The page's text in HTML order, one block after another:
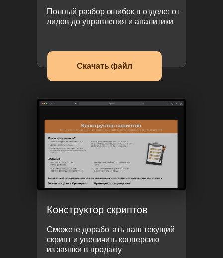
Сможете доработать ваш текущий
скрипт и увеличить конверсию
из заявки в продажу
Конструктор скриптов
Скачать файл
Полный разбор ошибок в отделе: от
лидов до управления и аналитики